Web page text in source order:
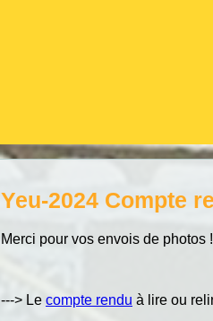
Yeu-2024 Compte
Merci pour vos envois de photos !
---> Le compte rendu à lire ou